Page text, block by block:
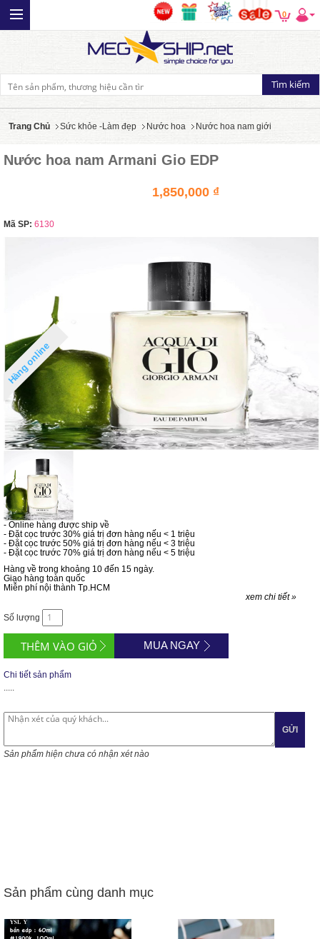
0
Trang Chủ Sức khỏe -Làm đẹp Nước hoa Nước hoa nam giới
Nước hoa nam Armani Gio EDP
1,850,000 ₫
Mã SP: 6130
Hàng online
- Online hàng được ship về
- Đặt cọc trước 30% giá trị đơn hàng nếu < 1 triệu
- Đặt cọc trước 50% giá trị đơn hàng nếu < 3 triệu
- Đặt cọc trước 70% giá trị đơn hàng nếu < 5 triệu
Hàng về trong khoảng 10 đến 15 ngày.
Giao hàng toàn quốc
Miễn phí nội thành Tp.HCM
xem chi tiết »
Số lượng
MUA NGAY
Chi tiết sản phẩm
.....
GỬI
Sản phẩm hiện chưa có nhận xét nào
Sản phẩm cùng danh mục